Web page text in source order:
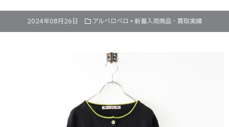
2024年08月26日 アルベロベロ • 新着入荷商品・買取実績